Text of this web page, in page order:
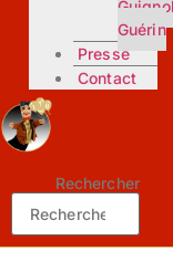
Guignol
Guérin
Presse
Contact
Rechercher